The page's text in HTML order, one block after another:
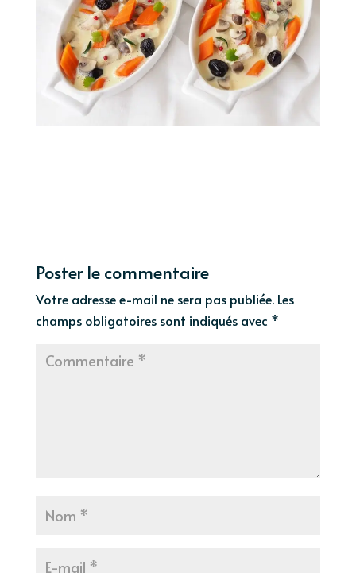
Poster le commentaire
Votre adresse e-mail ne sera pas publiée. Les
champs obligatoires sont indiqués avec *